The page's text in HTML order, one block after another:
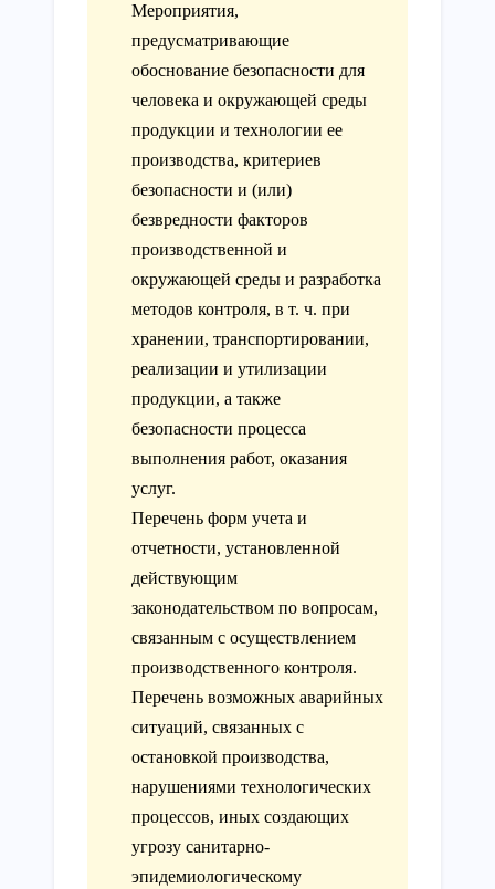
Мероприятия,
предусматривающие
обоснование безопасности для
человека и окружающей среды
продукции и технологии ее
производства, критериев
безопасности и (или)
безвредности факторов
производственной и
окружающей среды и разработка
методов контроля, в т. ч. при
хранении, транспортировании,
реализации и утилизации
продукции, а также
безопасности процесса
выполнения работ, оказания
услуг.
Перечень форм учета и
отчетности, установленной
действующим
законодательством по вопросам,
связанным с осуществлением
производственного контроля.
Перечень возможных аварийных
ситуаций, связанных с
остановкой производства,
нарушениями технологических
процессов, иных создающих
угрозу санитарно-
эпидемиологическому